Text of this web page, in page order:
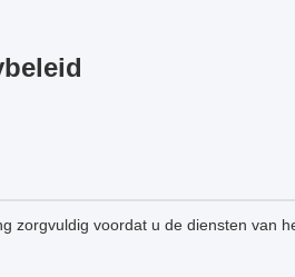
zorgvuldig voordat u de diensten van